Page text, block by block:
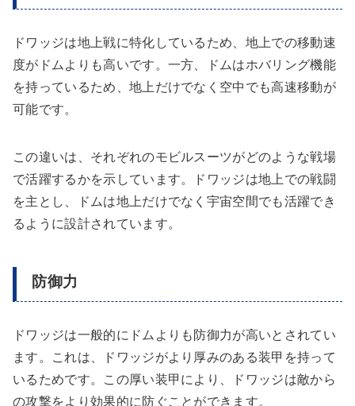
ドワッジは地上戦に特化しているため、地上での移動速
度がドムよりも高いです。一方、ドムはホバリング機能
を持っているため、地上だけでなく空中でも高速移動が
可能です。
この違いは、それぞれのモビルスーツがどのような戦場
で活躍するかを示しています。ドワッジは地上での戦闘
を主とし、ドムは地上だけでなく宇宙空間でも活躍でき
るように設計されています。
防御力
ドワッジは一般的にドムよりも防御力が高いとされてい
ます。これは、ドワッジがより厚みのある装甲を持って
いるためです。この厚い装甲により、ドワッジは敵から
の攻撃をより効果的に防ぐことができます。